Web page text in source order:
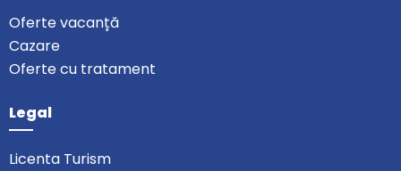
Oferte vacanță
Cazare
Oferte cu tratament
Legal
Licenta Turism